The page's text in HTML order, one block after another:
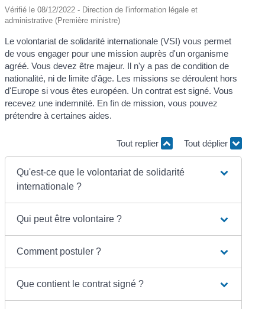
Vérifié le 08/12/2022 - Direction de l'information légale et
administrative (Première ministre)
Le volontariat de solidarité internationale (VSI) vous permet
de vous engager pour une mission auprès d'un organisme
agréé. Vous devez être majeur. Il n'y a pas de condition de
nationalité, ni de limite d'âge. Les missions se déroulent hors
d'Europe si vous êtes européen. Un contrat est signé. Vous
recevez une indemnité. En fin de mission, vous pouvez
prétendre à certaines aides.
Tout replier Tout déplier
Qu'est-ce que le volontariat de solidarité
internationale ?
Qui peut être volontaire ?
Comment postuler ?
Que contient le contrat signé ?